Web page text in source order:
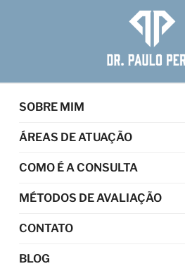
DR PAULO PERIN
SOBRE MIM
ÁREAS DE ATUAÇÃO
COMO É A CONSULTA
MÉTODOS DE AVALIAÇÃO
CONTATO
BLOG